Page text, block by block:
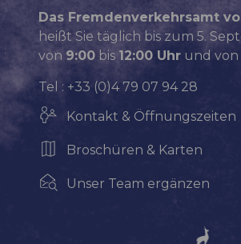
Das Fremdenverkehrsamt
heißt Sie täglich bis zum 5.
von 9:00 bis 12:00 Uhr und von
Tel : +33 (0)4 79 07 94 28
Kontakt & Öffnungszeiten
Broschüren & Karten
Unser Team ergänzen